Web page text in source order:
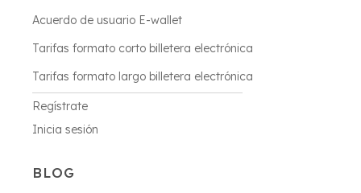
Acuerdo de usuario E-wallet
Tarifas formato corto billetera electrónica
Tarifas formato largo billetera electrónica
Regístrate
Inicia sesión
BLOG